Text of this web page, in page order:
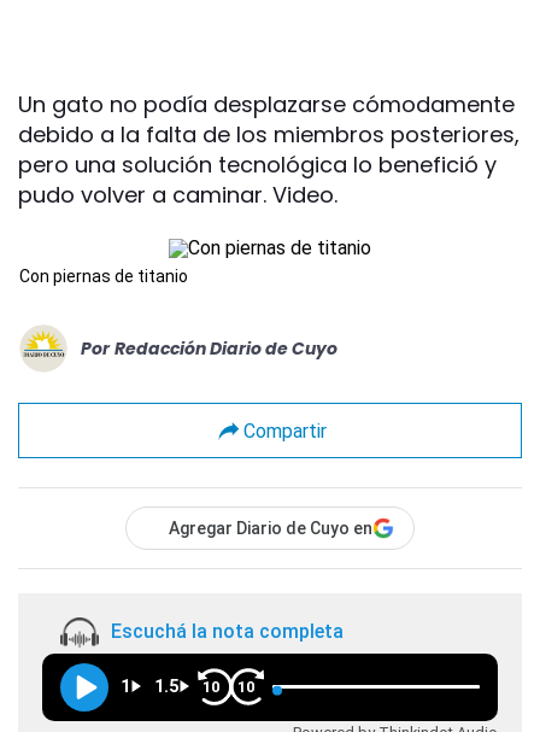
Un gato no podía desplazarse cómodamente
debido a la falta de los miembros posteriores,
pero una solución tecnológica lo benefició y
pudo volver a caminar. Video.
Con piernas de titanio
Por Redacción Diario de Cuyo
Compartir
Agregar Diario de Cuyo en
Escuchá la nota completa
1 1.5 10 10